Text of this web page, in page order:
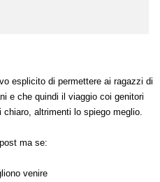
esplicito di permettere ai ragazzi di
e che quindi il viaggio coi genitori
altrimenti lo spiego meglio.
ma se:
venire